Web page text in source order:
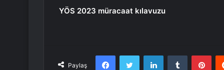
YÖS 2023 müracaat kılavuzu
Paylaş
FacebookTwitter LinkedInTumblr